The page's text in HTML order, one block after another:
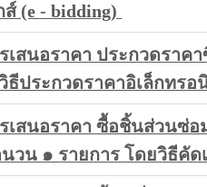
(e - bidding)
เสนอราคา ประกวดราค
ประกวดราคาอิเล็กทรอ
สนอราคา ซื้อชิ้นส่วนซ่อ
วน ๑ รายการ โดยวิธีคัด